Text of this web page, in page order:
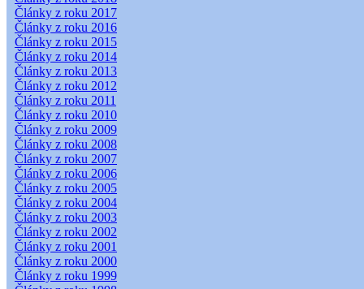
Články z roku 2017
Články z roku 2016
Články z roku 2015
Články z roku 2014
Články z roku 2013
Články z roku 2012
Články z roku 2011
Články z roku 2010
Články z roku 2009
Články z roku 2008
Články z roku 2007
Články z roku 2006
Články z roku 2005
Články z roku 2004
Články z roku 2003
Články z roku 2002
Články z roku 2001
Články z roku 2000
Články z roku 1999